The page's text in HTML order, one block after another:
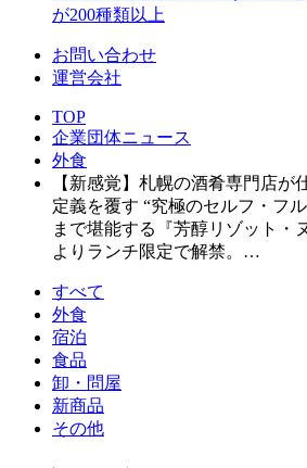
が200種類以上
お問い合わせ
運営会社
TOP
企業団体ニュース
外食
【新感覚】札幌の酒肴専門店が
定義を覆す “究極のセルフ・フ
まで堪能する『芳醇リゾット・
よりランチ限定で解禁。…
すべて
外食
宿泊
食品
卸・問屋
新商品
その他